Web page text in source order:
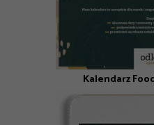
Kalendarz